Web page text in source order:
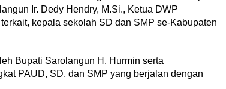
Ir. Dedy Hendry, M.Si., Ketua DWP
kepala sekolah SD dan SMP se-Kabupaten
Bupati Sarolangun H. Hurmin serta
PAUD, SD, dan SMP yang berjalan dengan